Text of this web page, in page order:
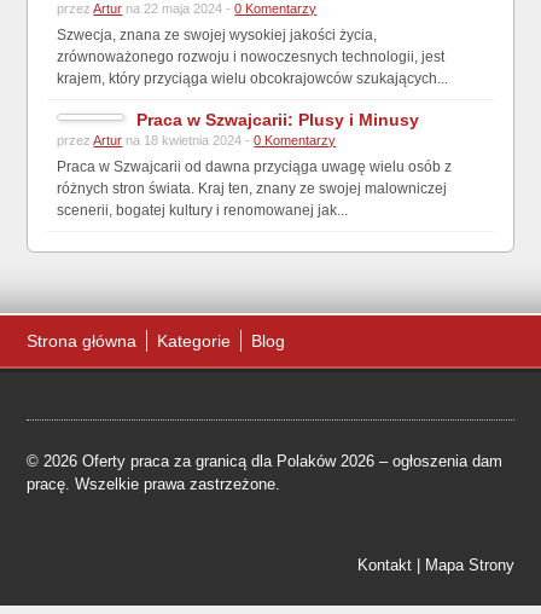
przezArtur na 22 maja 2024 -0 Komentarzy
Szwecja, znana ze swojej wysokiej jakości życia,
zrównoważonego rozwoju i nowoczesnych technologii, jest
krajem, który przyciąga wielu obcokrajowców szukających...
Praca w Szwajcarii: Plusy i Minusy
przezArtur na 18 kwietnia 2024 -0 Komentarzy
Praca w Szwajcarii od dawna przyciąga uwagę wielu osób z
różnych stron świata. Kraj ten, znany ze swojej malowniczej
scenerii, bogatej kultury i renomowanej jak...
Strona główna Kategorie Blog
© 2026 Oferty praca za granicą dla Polaków 2026 – ogłoszenia dam
pracę. Wszelkie prawa zastrzeżone.
Kontakt| Mapa Strony